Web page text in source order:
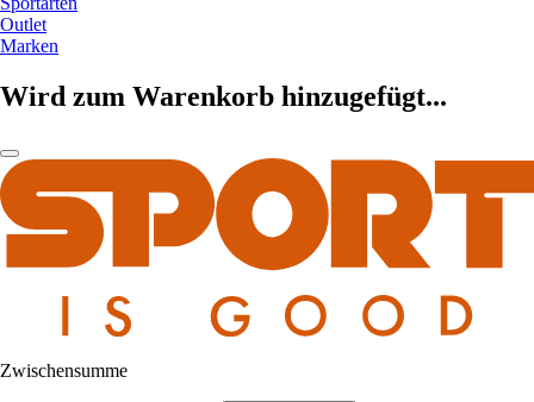
Outlet
Marken
Wird zum Warenkorb hinzugefügt...
Zwischensumme